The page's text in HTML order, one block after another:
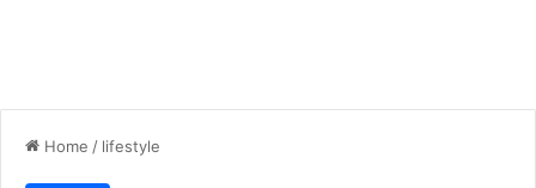
Home / lifestyle